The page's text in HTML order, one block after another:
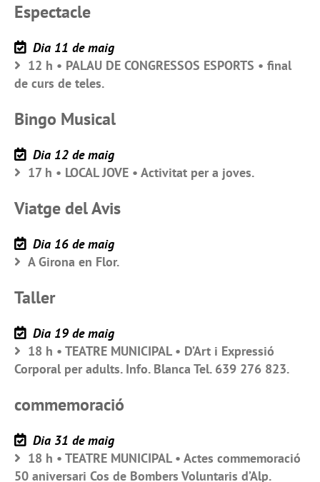
Espectacle
Dia 11 de maig
12 h • PALAU DE CONGRESSOS ESPORTS • final
de curs de teles.
Bingo Musical
Dia 12 de maig
17 h • LOCAL JOVE • Activitat per a joves.
Viatge del Avis
Dia 16 de maig
A Girona en Flor.
Taller
Dia 19 de maig
18 h • TEATRE MUNICIPAL • D’Art i Expressió
Corporal per adults. Info. Blanca Tel. 639 276 823.
commemoració
Dia 31 de maig
18 h • TEATRE MUNICIPAL • Actes commemoració
50 aniversari Cos de Bombers Voluntaris d’Alp.